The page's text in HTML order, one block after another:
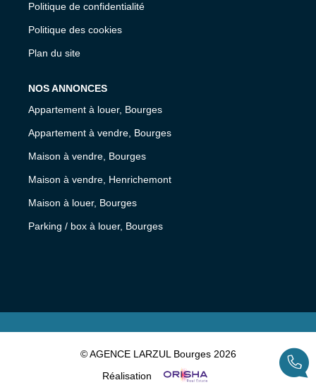
Politique de confidentialité
Politique des cookies
Plan du site
NOS ANNONCES
Appartement à louer, Bourges
Appartement à vendre, Bourges
Maison à vendre, Bourges
Maison à vendre, Henrichemont
Maison à louer, Bourges
Parking / box à louer, Bourges
© AGENCE LARZUL Bourges 2026
Réalisation